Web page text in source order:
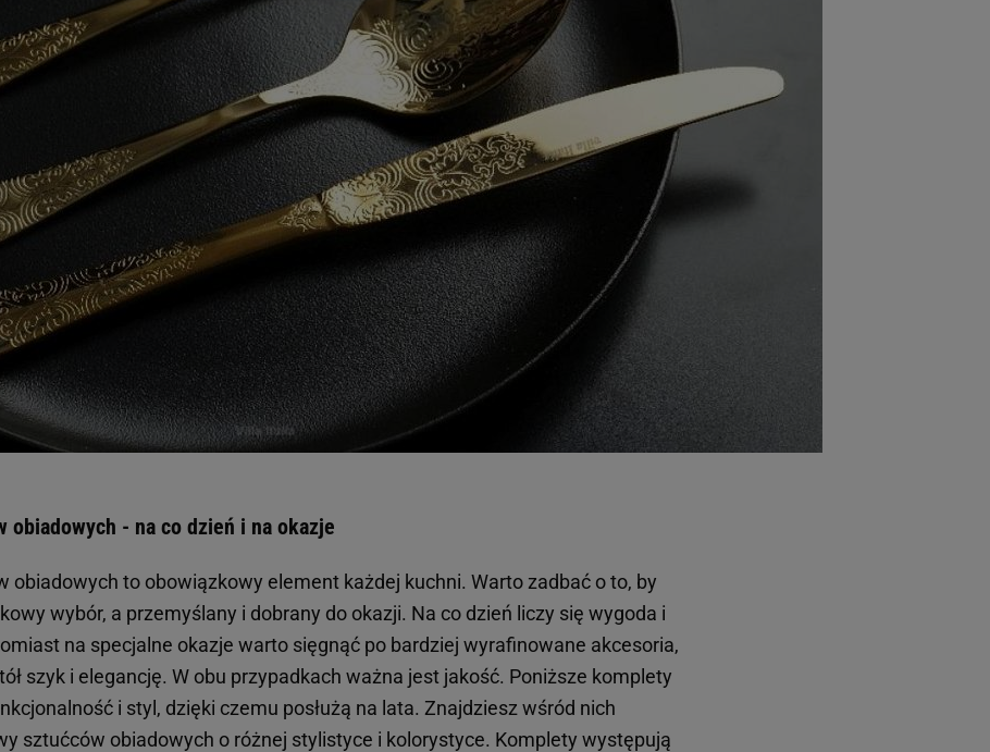
obiadowych - na co dzień i na okazje
obiadowych to obowiązkowy element każdej kuchni. Warto zadbać o to, by
wybór, a przemyślany i dobrany do okazji. Na co dzień liczy się wygoda i
na specjalne okazje warto sięgnąć po bardziej wyrafinowane akcesoria,
szyk i elegancję. W obu przypadkach ważna jest jakość. Poniższe komplety
i styl, dzięki czemu posłużą na lata. Znajdziesz wśród nich
sztućców obiadowych o różnej stylistyce i kolorystyce. Komplety występują